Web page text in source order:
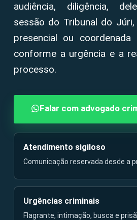
audiência, diligência,
sessão do Tribunal do
presencial ou coordenada
conforme a urgência e a
processo.
Falar com advogado
Atendimento sigiloso
Comunicação reservada desde a
Urgências criminais
Flagrante, intimação, busca e